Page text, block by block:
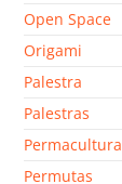
Open Space
Origami
Palestra
Palestras
Permacultura
Permutas